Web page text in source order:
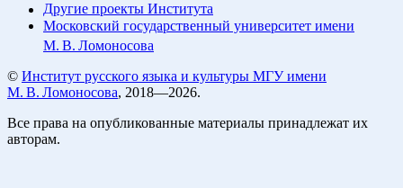
Другие проекты Института
Московский государственный университет имени
М. В. Ломоносова
© Институт русского языка и культуры МГУ имени
М. В. Ломоносова, 2018—2026.
Все права на опубликованные материалы принадлежат их
авторам.